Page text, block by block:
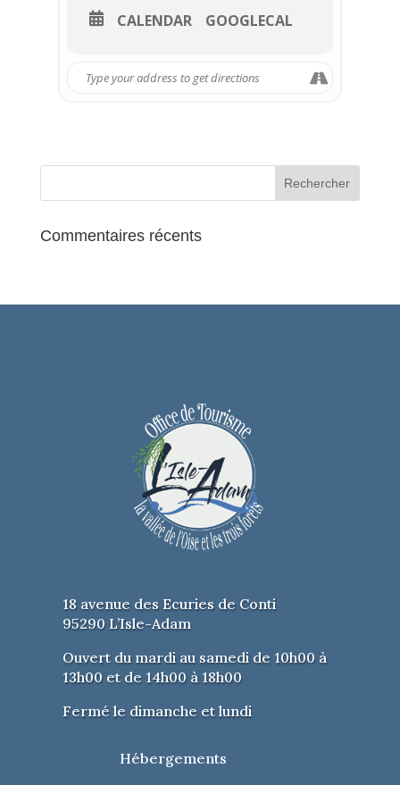
CALENDAR GOOGLECAL
Commentaires récents
18 avenue des Ecuries de Conti
95290 L’Isle-Adam
Ouvert du mardi au samedi de 10h00 à
13h00 et de 14h00 à 18h00
Fermé le dimanche et lundi
Hébergements